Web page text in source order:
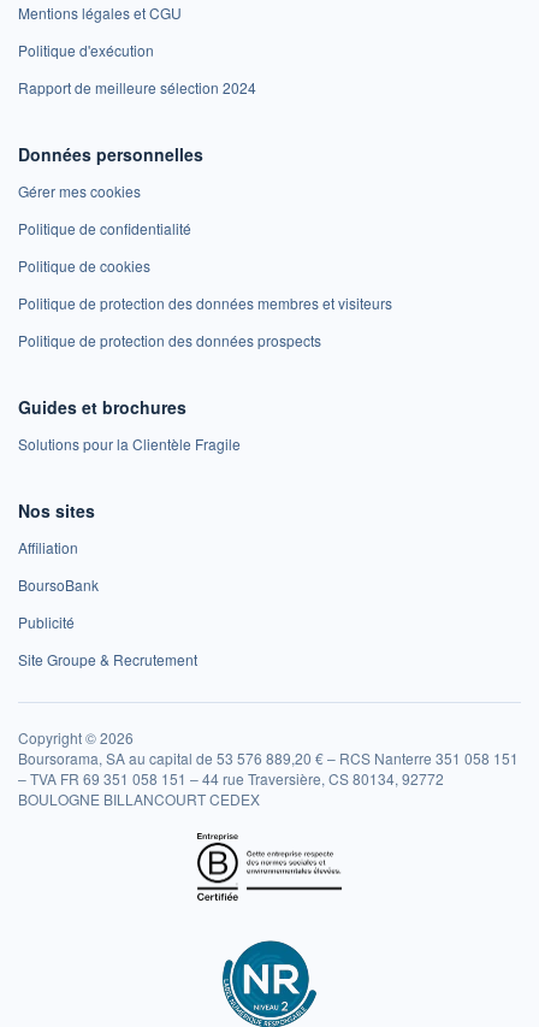
Mentions légales et CGU
Politique d'exécution
Rapport de meilleure sélection 2024
Données personnelles
Gérer mes cookies
Politique de confidentialité
Politique de cookies
Politique de protection des données membres et visiteurs
Politique de protection des données prospects
Guides et brochures
Solutions pour la Clientèle Fragile
Nos sites
Affiliation
BoursoBank
Publicité
Site Groupe & Recrutement
Copyright © 2026
Boursorama, SA au capital de 53 576 889,20 € – RCS Nanterre 351 058 151
– TVA FR 69 351 058 151 – 44 rue Traversière, CS 80134, 92772
BOULOGNE BILLANCOURT CEDEX